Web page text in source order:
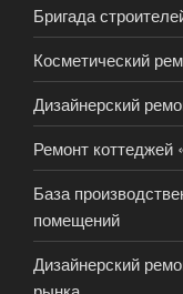
Бригада
Косметический
Дизайнерский
Ремонт коттеджей
База
помещений
Дизайнерский